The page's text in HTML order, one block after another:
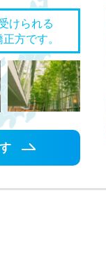
けられる
方です。